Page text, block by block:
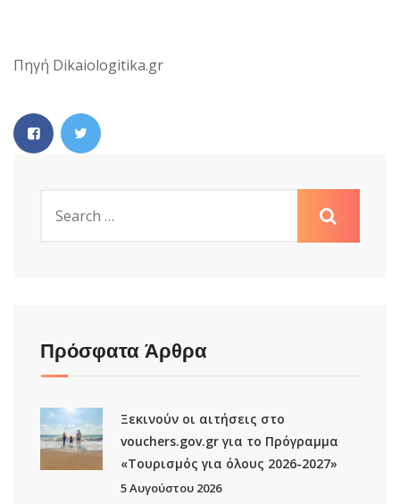
Πηγή Dikaiologitika.gr
Πρόσφατα Άρθρα
Ξεκινούν οι αιτήσεις στο
vouchers.gov.gr για το Πρόγραμμα
«Τουρισμός για όλους 2026-2027»
5 Αυγούστου 2026